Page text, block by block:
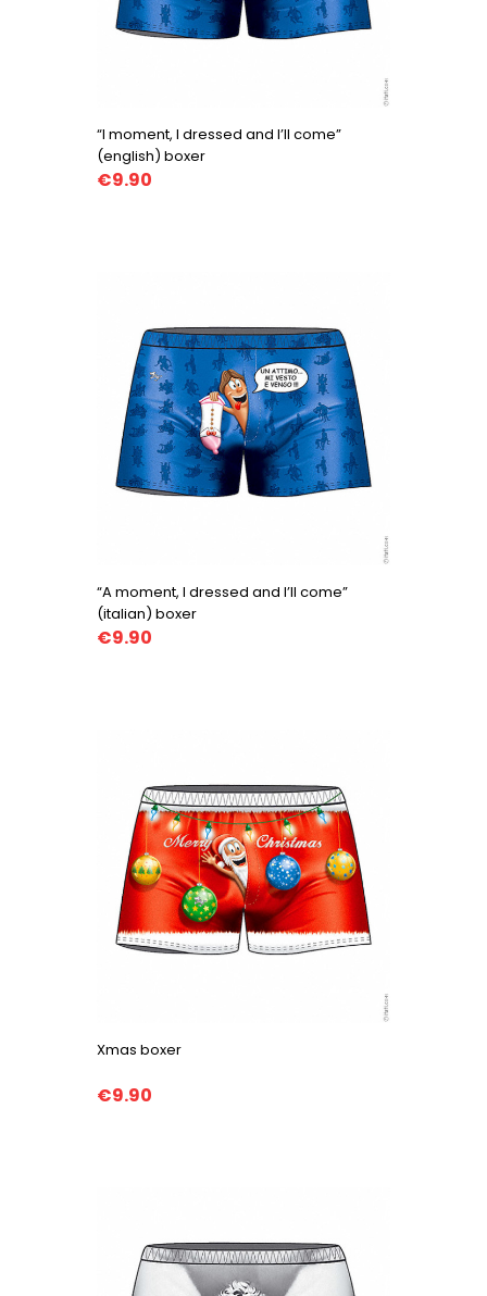
“I moment, I dressed and I’ll come”
(english) boxer
€9.90
“A moment, I dressed and I’ll come”
(italian) boxer
€9.90
Xmas boxer
€9.90